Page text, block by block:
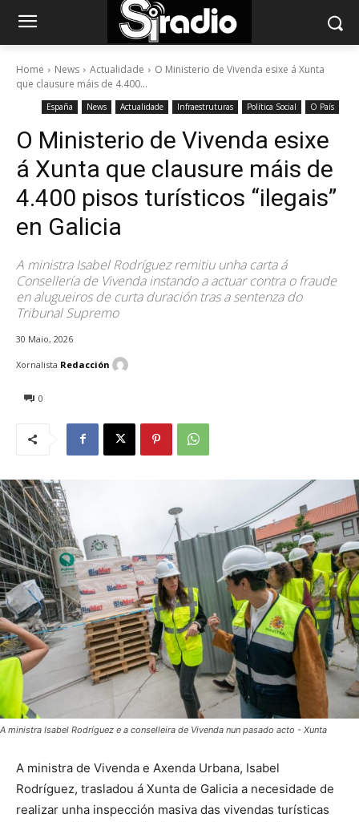
Home News Actualidade
O Ministerio de Vivenda esixe á Xunta
que clausure máis de 4.400...
España News Actualidade Infraestruturas Política Social O País
O Ministerio de Vivenda esixe
á Xunta que clausure máis de
4.400 pisos turísticos “ilegais”
en Galicia
A ministra Isabel Rodríguez remitiu unha carta á
Consellería de Vivenda instando a actuar contra o fraude
en alugueiros de curta duración tras a sentenza do
Tribunal Supremo
30 Maio, 2026
0
Xornalista Redacción
A ministra Isabel Rodríguez e a conselleira de Vivenda nun pasado acto - Xunta
A ministra de Vivenda e Axenda Urbana, Isabel
Rodríguez, trasladou á Xunta de Galicia a necesidade de
realizar unha inspección masiva das vivendas turísticas